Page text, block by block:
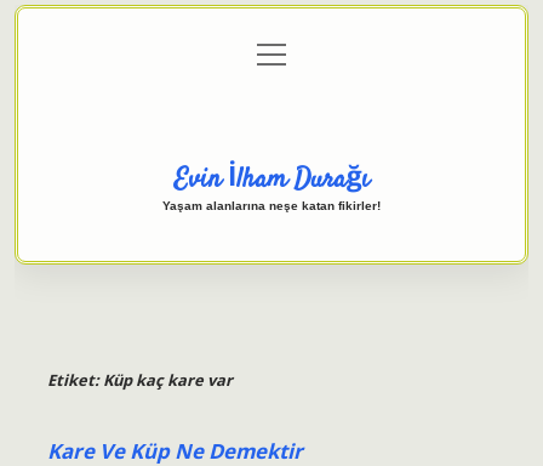
Gizlilik Politikası
menüyü
aç
Evin İlham Durağı
Yaşam alanlarına neşe katan fikirler!
Etiket:Küp kaç kare var
Kare Ve Küp Ne Demektir